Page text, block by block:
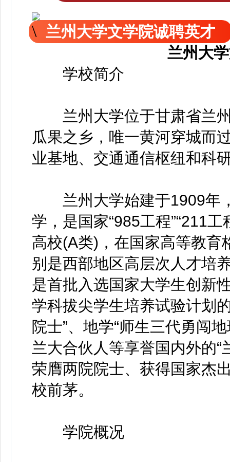
兰州大学文学院诚聘英才
兰州大
学校简介
兰州大学位于甘肃省兰州
瓜果之乡，唯一黄河穿城而
业基地、交通通信枢纽和科
兰州大学始建于1909年
学，是国家“985工程”“211
高校(A类)，在国家高等教育
别是西部地区高层次人才培
是首批入选国家大学生创新
学科拔尖学生培养试验计划
院士”、地学“师生三代勇闯
兰大合伙人等享誉国内外的
荣膺两院院士、获得国家杰
校前茅。
学院概况